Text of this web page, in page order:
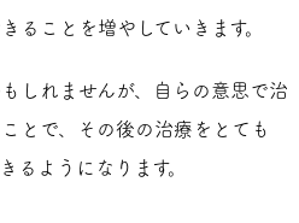
ることを増やしていきます。
しれませんが、自らの意思で治
とで、その後の治療をとても
るようになります。